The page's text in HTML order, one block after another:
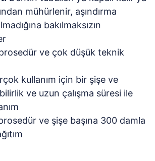
mühürlenir, aşındırma
bakılmaksızın
ve çok düşük teknik
kullanım için bir şişe ve
ve uzun çalışma süresi ile
ve şişe başına 300 damla